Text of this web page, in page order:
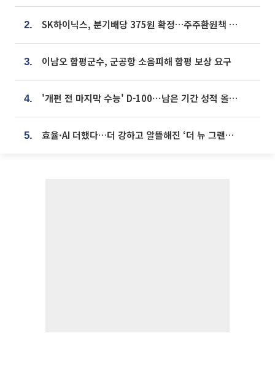
2. SK하이닉스, 분기배당 375원 확정…주주환원책 9월로 앞당겨 발표
3. 이남오 함평군수, 군공항 소음피해 함평 보상 요구
4. '개편 전 마지막 수능' D-100⋯남은 기간 성적 올릴 전략은
5. 효율·AI 더했다…더 강하고 알뜰해진 ‘더 뉴 그랜저 하이브리드’ [ET의 모빌리티]